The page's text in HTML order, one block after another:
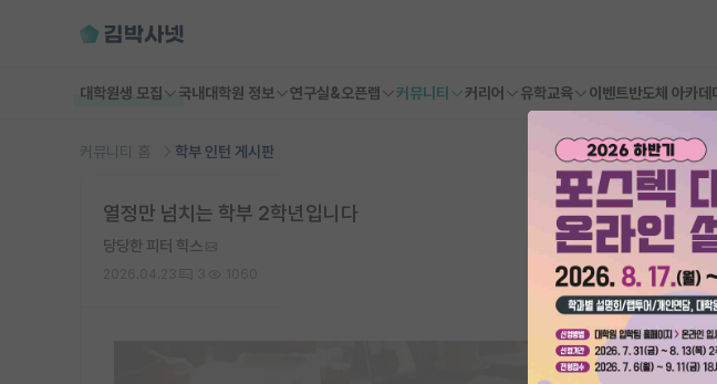
대학원생 모집 국내대학원 정보 연구실&오픈랩 커뮤니티 커리어 유학교육 이벤트반도체 아카데
커뮤니티 홈 학부 인턴 게시판
열정만 넘치는 학부 2학년입니다
당당한 피터 힉스